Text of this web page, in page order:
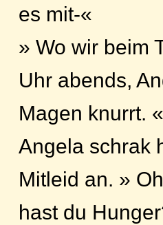
es mit-«
» Wo wir beim
Uhr abends,
Magen knurrt.
Angela schrak
Mitleid an. »
hast du